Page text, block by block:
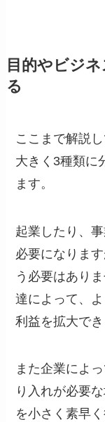
目的やビジ
る
ここまで解説
大きく3種類に
ます。
起業したり、
必要になりま
う必要はあり
達によって、
利益を拡大でき
また企業によ
り入れが必要
を小さく素早